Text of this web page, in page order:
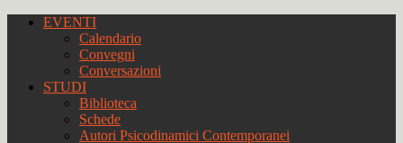
EVENTI
Calendario
Convegni
Conversazioni
STUDI
Biblioteca
Schede
Autori Psicodinamici Contemporanei